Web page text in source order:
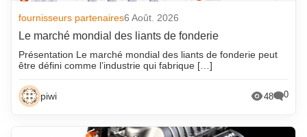
fournisseurs partenaires6 Août. 2026
Le marché mondial des liants de fonderie
Présentation Le marché mondial des liants de fonderie peut
être défini comme l’industrie qui fabrique […]
piwi 48 0